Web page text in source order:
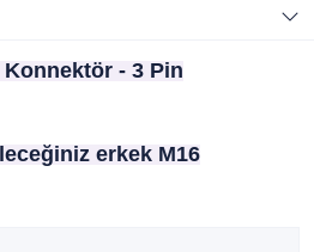
- 3 Pin
erkek M16